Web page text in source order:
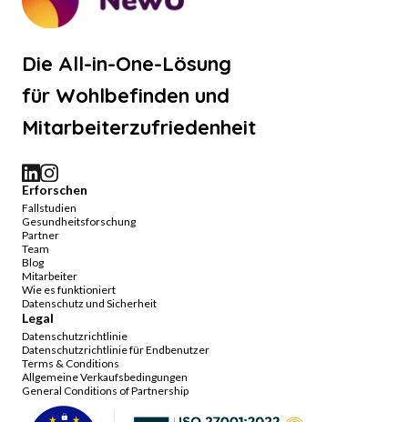
Die All-in-One-Lösung
für Wohlbefinden und
Mitarbeiterzufriedenheit
Erforschen
Fallstudien
Gesundheitsforschung
Partner
Team
Blog
Mitarbeiter
Wie es funktioniert
Datenschutz und Sicherheit
Legal
Datenschutzrichtlinie
Datenschutzrichtlinie für Endbenutzer
Terms & Conditions
Allgemeine Verkaufsbedingungen
General Conditions of Partnership